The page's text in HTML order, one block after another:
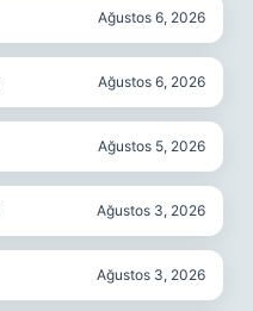
Ağustos 6, 2026
Ağustos 6, 2026
Ağustos 5, 2026
Ağustos 3, 2026
Ağustos 3, 2026